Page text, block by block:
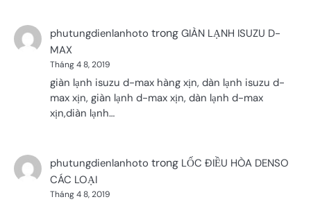
phutungdienlanhoto trong GIÀN LẠNH ISUZU D-
MAX
Tháng 4 8, 2019
giàn lạnh isuzu d-max hàng xịn, dàn lạnh isuzu d-
max xịn, giàn lạnh d-max xịn, dàn lạnh d-max
xịn,diàn lạnh…
phutungdienlanhoto trong LỐC ĐIỀU HÒA DENSO
CÁC LOẠI
Tháng 4 8, 2019